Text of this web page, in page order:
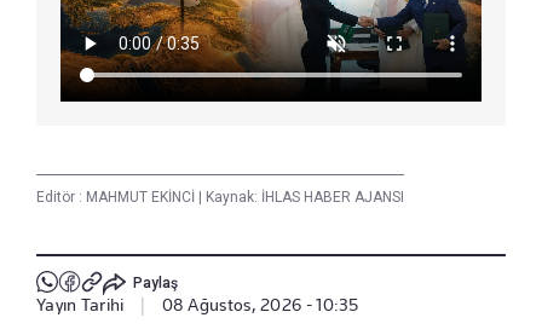
Editör : MAHMUT EKİNCİ | Kaynak: İHLAS HABER AJANSI
Paylaş
Yayın Tarihi | 08 Ağustos, 2026 - 10:35